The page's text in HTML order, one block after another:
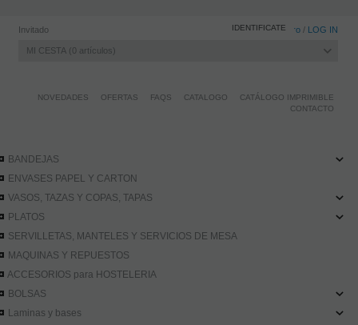
Invitado Registro / LOG IN
MI CESTA 0 artículos
IDENTIFICATE
NOVEDADES OFERTAS FAQS CATALOGO
CATÁLOGO IMPRIMIBLE
CONTACTO
BANDEJAS
ENVASES PAPEL Y CARTON
VASOS, TAZAS Y COPAS, TAPAS
PLATOS
SERVILLETAS, MANTELES Y SERVICIOS DE MESA
MAQUINAS Y REPUESTOS
ACCESORIOS para HOSTELERIA
BOLSAS
Laminas y bases